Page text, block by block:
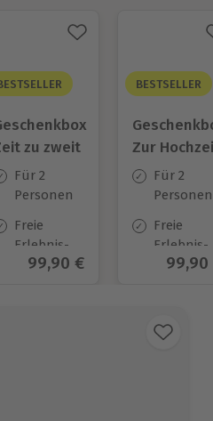
zu zweit
Für 2
Personen
Freie
Erlebnis-
Auswahl
Aktueller Preis
99,90 €
BESTSELLER
Zur
Für 2
Personen
Freie
Erlebnis-
Auswahl
99,90